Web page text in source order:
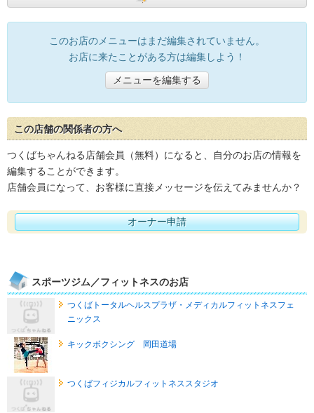
このお店のメニューはまだ編集されていません。
お店に来たことがある方は編集しよう！
メニューを編集する
この店舗の関係者の方へ
つくばちゃんねる店舗会員（無料）になると、自分のお店の情報を
編集することができます。
店舗会員になって、お客様に直接メッセージを伝えてみませんか？
オーナー申請
スポーツジム／フィットネスのお店
つくばトータルヘルスプラザ・メディカルフィットネスフェ
ニックス
キックボクシング 岡田道場
つくばフィジカルフィットネススタジオ